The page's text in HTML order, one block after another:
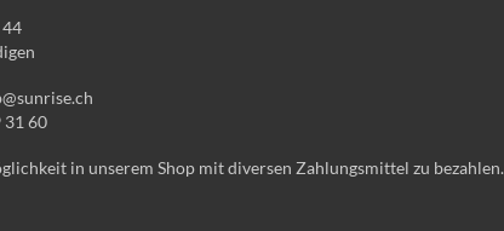
31 60
in unserem Shop mit diversen Zahlungsmittel zu bezahlen.